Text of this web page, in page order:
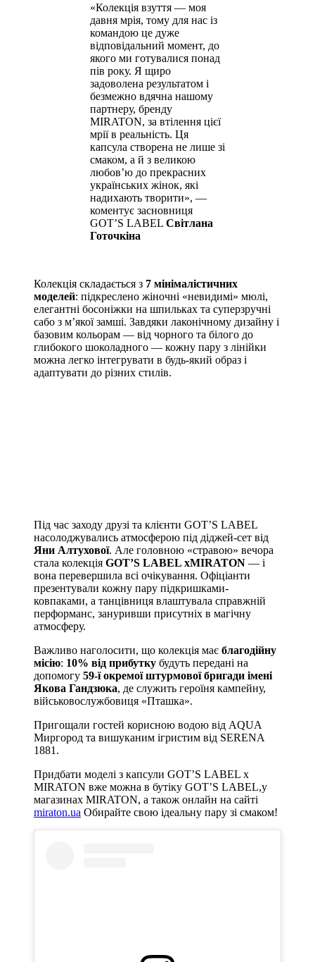
«Колекція взуття — моя
давня мрія, тому для нас із
командою це дуже
відповідальний момент, до
якого ми готувалися понад
пів року. Я щиро
задоволена результатом і
безмежно вдячна нашому
партнеру, бренду
MIRATON, за втілення цієї
мрії в реальність. Ця
капсула створена не лише зі
смаком, а й з великою
любов’ю до прекрасних
українських жінок, які
надихають творити», —
коментує засновниця
GOT’S LABEL Світлана
Готочкіна
Колекція складається з 7 мінімалістичних
моделей: підкреслено жіночні «невидимі» мюлі,
елегантні босоніжки на шпильках та суперзручні
сабо з м’якої замші. Завдяки лаконічному дизайну і
базовим кольорам — від чорного та білого до
глибокого шоколадного — кожну пару з лінійки
можна легко інтегрувати в будь-який образ і
адаптувати до різних стилів.
Під час заходу друзі та клієнти GOT’S LABEL
насолоджувались атмосферою під діджей-сет від
Яни Алтухової. Але головною «стравою» вечора
стала колекція GOT’S LABEL хMIRATON — і
вона перевершила всі очікування. Офіціанти
презентували кожну пару підкришками-
ковпаками, а танцівниця влаштувала справжній
перформанс, зануривши присутніх в магічну
атмосферу.
Важливо наголосити, що колекція має благодійну
місію: 10% від прибутку будуть передані на
допомогу 59-ї окремої штурмової бригади імені
Якова Гандзюка, де служить героїня кампейну,
військовослужбовиця «Пташка».
Пригощали гостей корисною водою від AQUA
Миргород та вишуканим ігристим від SERENA
1881.
Придбати моделі з капсули GOT’S LABEL x
MIRATON вже можна в бутіку GOT’S LABEL,у
магазинах MIRATON, а також онлайн на сайті
miraton.ua Обирайте свою ідеальну пару зі смаком!